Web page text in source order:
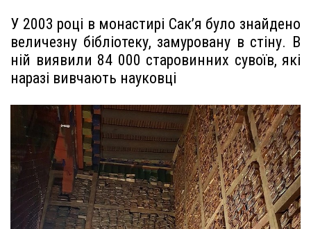
У 2003 році в монастирі Сак’я було знайдено
величезну бібліотеку, замуровану в стіну. В
ній виявили 84 000 старовинних сувоїв, які
наразі вивчають науковці